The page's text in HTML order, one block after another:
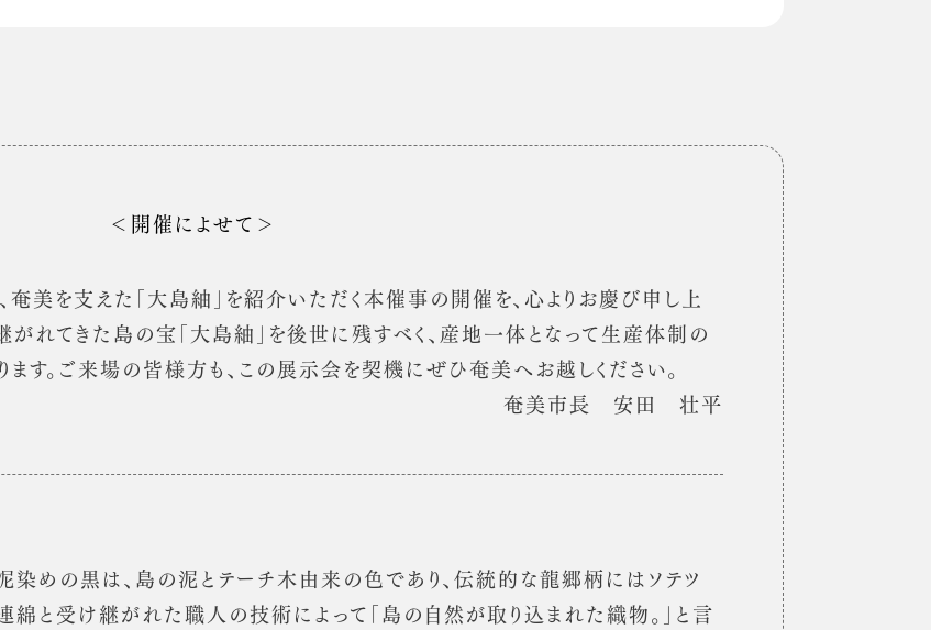
＜開催によせて＞
美を支えた「大島紬」を紹介いただく本催事の開催を、心よりお慶び申し上
がれてきた島の宝「大島紬」を後世に残すべく、産地一体となって生産体制の
す。ご来場の皆様方も、この展示会を契機にぜひ奄美へお越しください。
奄美市長 安田 壮平
染めの黒は、島の泥とテーチ木由来の色であり、伝統的な龍郷柄にはソテツ
綿と受け継がれた職人の技術によって「島の自然が取り込まれた織物。」と言